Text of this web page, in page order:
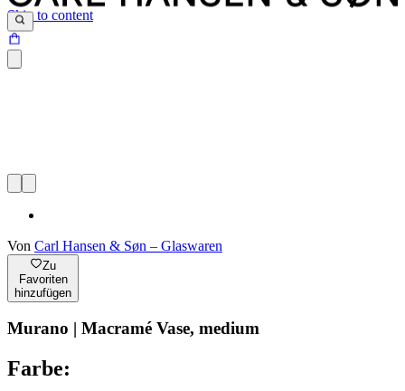
Skip to content
Von Carl Hansen & Søn – Glaswaren
Zu
Favoriten
hinzufügen
Murano | Macramé Vase, medium
Farbe: